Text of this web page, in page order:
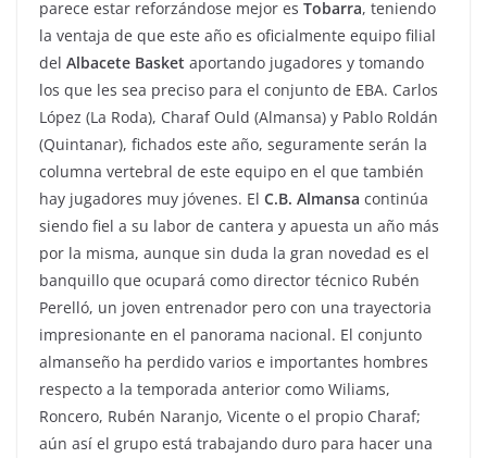
parece estar reforzándose mejor es Tobarra, teniendo
la ventaja de que este año es oficialmente equipo filial
del Albacete Basket aportando jugadores y tomando
los que les sea preciso para el conjunto de EBA. Carlos
López (La Roda), Charaf Ould (Almansa) y Pablo Roldán
(Quintanar), fichados este año, seguramente serán la
columna vertebral de este equipo en el que también
hay jugadores muy jóvenes. El C.B. Almansa continúa
siendo fiel a su labor de cantera y apuesta un año más
por la misma, aunque sin duda la gran novedad es el
banquillo que ocupará como director técnico Rubén
Perelló, un joven entrenador pero con una trayectoria
impresionante en el panorama nacional. El conjunto
almanseño ha perdido varios e importantes hombres
respecto a la temporada anterior como Wiliams,
Roncero, Rubén Naranjo, Vicente o el propio Charaf;
aún así el grupo está trabajando duro para hacer una